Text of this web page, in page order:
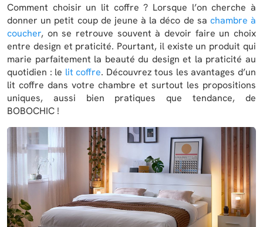
Comment choisir un lit coffre ? Lorsque l’on cherche à
donner un petit coup de jeune à la déco de sa chambre à
coucher, on se retrouve souvent à devoir faire un choix
entre design et praticité. Pourtant, il existe un produit qui
marie parfaitement la beauté du design et la praticité au
quotidien : le lit coffre. Découvrez tous les avantages d’un
lit coffre dans votre chambre et surtout les propositions
uniques, aussi bien pratiques que tendance, de
BOBOCHIC !